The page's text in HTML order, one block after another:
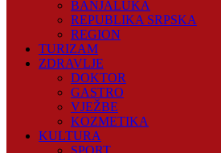
BANJALUKA
REPUBLIKA SRPSKA
REGION
TURIZAM
ZDRAVLJE
DOKTOR
GASTRO
VJEŽBE
KOZMETIKA
KULTURA
SPORT